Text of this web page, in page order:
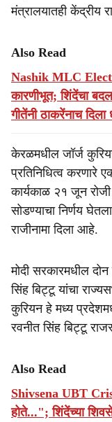
मंत्रालयातही केंद्रीय
Also Read
Nashik MLC
कारणीभूत; शिंदेंचा
गीतेंनी ठाकरेंनाच दिला
केरळमधील जॉर्ज
प्रतिनिधित्व करणारे
कार्यकाळ २१ जून
सोडण्याचा निर्णय
राजीनामा दिला आहे.
मोदी सरकारमधील
सिंह बिट्टू यांचा
कुरियन हे मध्य
रवनीत सिंह बिट्टू
Also Read
Shivsena UBT
होते..."; शिंदेंच्या